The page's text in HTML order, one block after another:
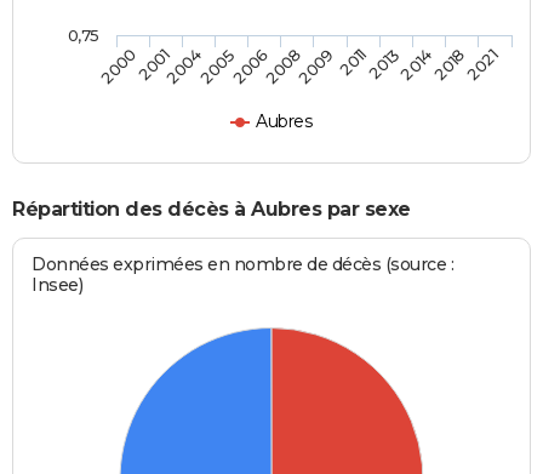
Aubres
2000200120042005200620082009 20112013201420182021
0,75
Répartition des décès à Aubres par sexe
Données exprimées en nombre de décès (source :
Insee)